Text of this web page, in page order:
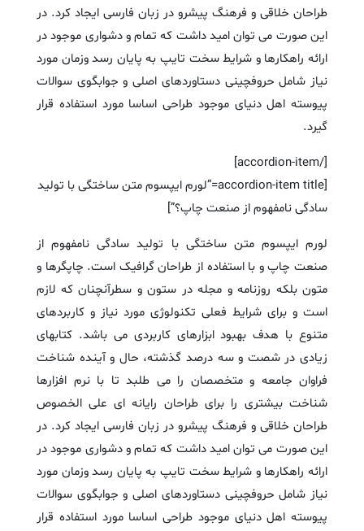
طراحان خلاقی و فرهنگ پیشرو در زبان فارسی ایجاد کرد. در
این صورت می توان امید داشت که تمام و دشواری موجود در
ارائه راهکارها و شرایط سخت تایپ به پایان رسد وزمان مورد
نیاز شامل حروفچینی دستاوردهای اصلی و جوابگوی سوالات
پیوسته اهل دنیای موجود طراحی اساسا مورد استفاده قرار
گیرد.
[/accordion-item]
[accordion-item title=”لورم ایپسوم متن ساختگی با تولید
سادگی نامفهوم از صنعت چاپ؟”]
لورم ایپسوم متن ساختگی با تولید سادگی نامفهوم از
صنعت چاپ و با استفاده از طراحان گرافیک است. چاپگرها و
متون بلکه روزنامه و مجله در ستون و سطرآنچنان که لازم
است و برای شرایط فعلی تکنولوژی مورد نیاز و کاربردهای
متنوع با هدف بهبود ابزارهای کاربردی می باشد. کتابهای
زیادی در شصت و سه درصد گذشته، حال و آینده شناخت
فراوان جامعه و متخصصان را می طلبد تا با نرم افزارها
شناخت بیشتری را برای طراحان رایانه ای علی الخصوص
طراحان خلاقی و فرهنگ پیشرو در زبان فارسی ایجاد کرد. در
این صورت می توان امید داشت که تمام و دشواری موجود در
ارائه راهکارها و شرایط سخت تایپ به پایان رسد وزمان مورد
نیاز شامل حروفچینی دستاوردهای اصلی و جوابگوی سوالات
پیوسته اهل دنیای موجود طراحی اساسا مورد استفاده قرار